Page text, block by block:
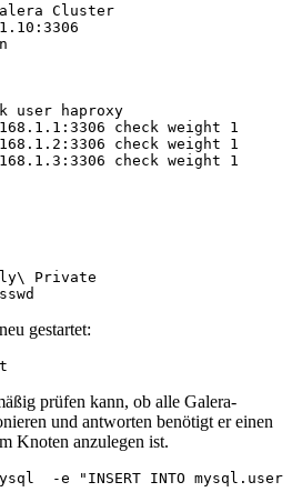
Cluster
user haproxy
check weight 1
check weight 1
check weight 1
Private
gestartet:
prüfen kann, ob alle Galera-
und antworten benötigt er einen
Knoten anzulegen ist.
-e "INSERT INTO